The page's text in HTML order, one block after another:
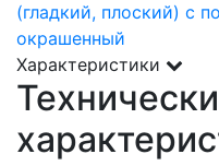
(гладкий, плоский) с
окрашенный
Характеристики